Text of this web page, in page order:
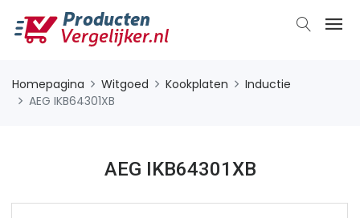
Homepagina Witgoed Kookplaten
Inductie
AEG IKB64301XB
AEG IKB64301XB